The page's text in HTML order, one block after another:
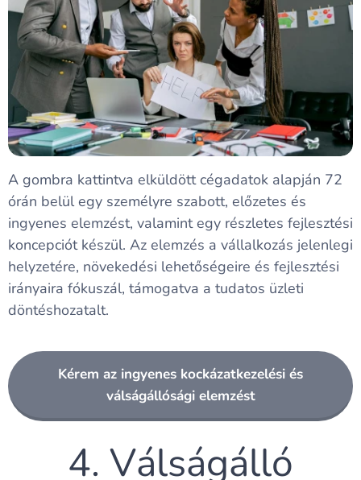
A gombra kattintva elküldött cégadatok alapján 72
órán belül egy személyre szabott, előzetes és
ingyenes elemzést, valamint egy részletes fejlesztési
koncepciót készül. Az elemzés a vállalkozás jelenlegi
helyzetére, növekedési lehetőségeire és fejlesztési
irányaira fókuszál, támogatva a tudatos üzleti
döntéshozatalt.
Kérem az ingyenes kockázatkezelési és
válságállósági elemzést
4. Válságálló